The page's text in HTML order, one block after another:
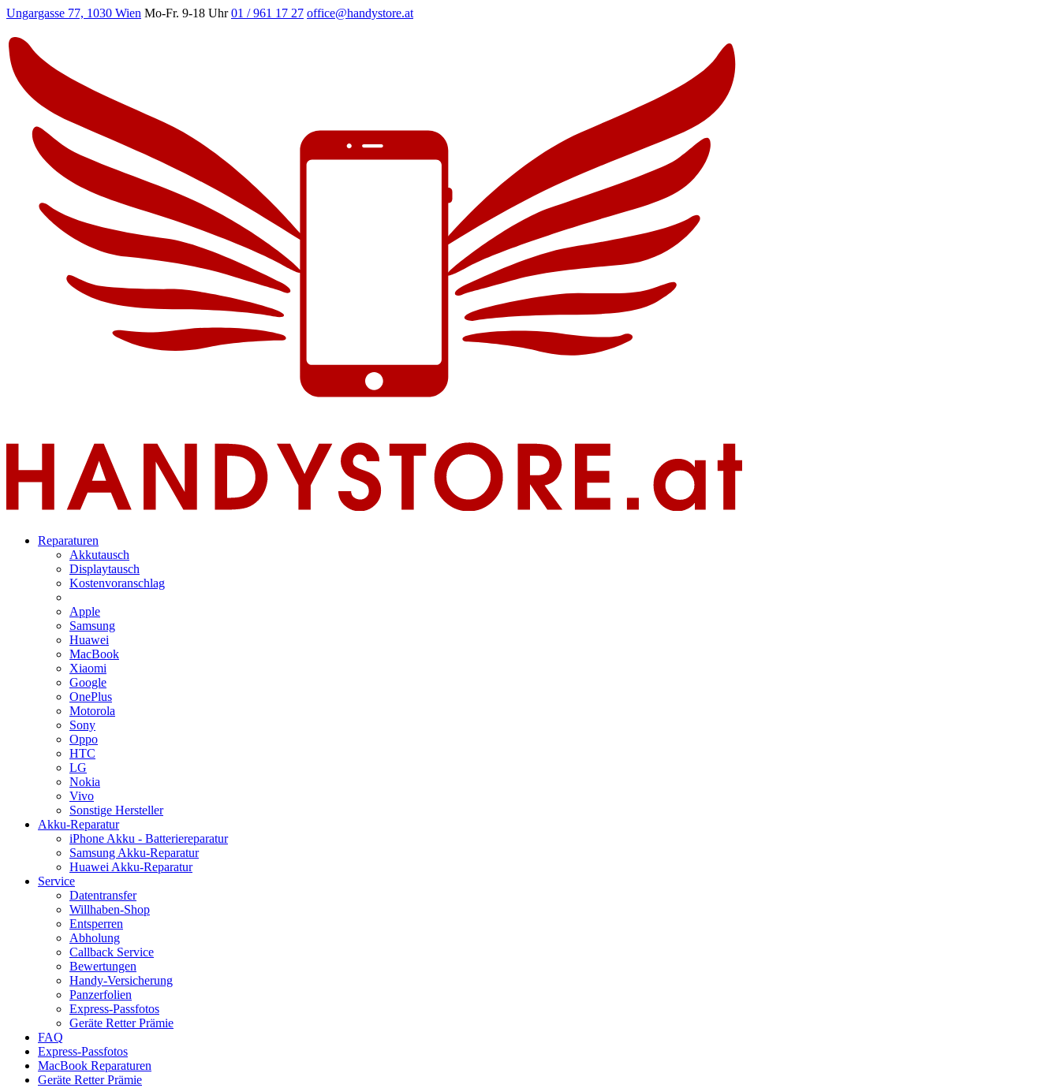
Ungargasse 77, 1030 Wien Mo-Fr. 9-18 Uhr 01 / 961 17 27 office@handystore.at
Reparaturen
Akkutausch
Displaytausch
Kostenvoranschlag
Apple
Samsung
Huawei
MacBook
Xiaomi
Google
OnePlus
Motorola
Sony
Oppo
HTC
LG
Nokia
Vivo
Sonstige Hersteller
Akku-Reparatur
iPhone Akku - Batteriereparatur
Samsung Akku-Reparatur
Huawei Akku-Reparatur
Service
Datentransfer
Willhaben-Shop
Entsperren
Abholung
Callback Service
Bewertungen
Handy-Versicherung
Panzerfolien
Express-Passfotos
Geräte Retter Prämie
FAQ
Express-Passfotos
MacBook Reparaturen
Geräte Retter Prämie